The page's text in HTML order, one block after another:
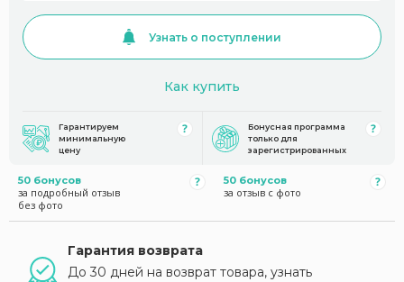
Узнать о поступлении
Как купить
Гарантируем
минимальную
цену
Бонусная программа
только для
зарегистрированных
50 бонусов
за подробный отзыв
без фото
50 бонусов
за отзыв с фото
Гарантия возврата
До 30 дней на возврат товара, узнать